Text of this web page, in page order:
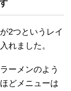
2つというレイ
れました。
ーメンのよう
どメニューは